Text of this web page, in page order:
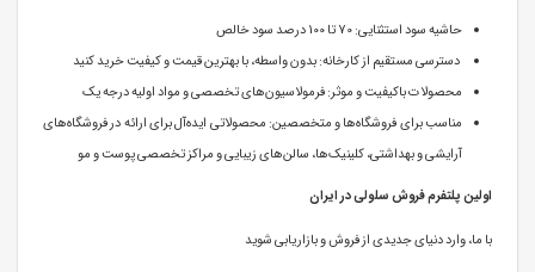
حاشیه سود استثنایی: 70 تا 100 درصد سود خالص
دسترسی مستقیم از کارخانه: بدون واسطه، با بهترین قیمت و کیفیت خرید کنید
محصولات باکیفیت و موثر: فرمولاسیون‌های تخصصی و مواد اولیه درجه یک
مناسب برای فروشگاه‌ها و متخصصین: محصولاتی ایده‌آل برای ارائه در فروشگاه‌های
آرایشی و بهداشتی، کلینیک‌ها، سالن‌های زیبایی و مراکز تخصصی پوست و مو
اولین پلتفرم فروش سلولی در ایران
با ما، وارد دنیای جدیدی از فروش و بازاریابی شوید